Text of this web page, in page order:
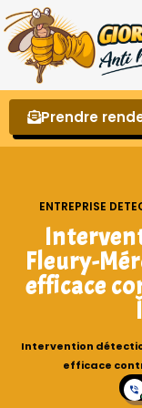
Prendre
ENTREPRISE
Fleury-
efficace
Intervention
efficace